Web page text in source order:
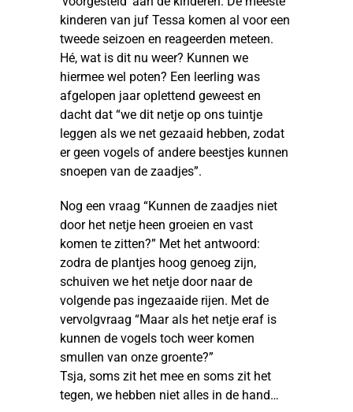
kinderen van juf Tessa komen al voor een
tweede seizoen en reageerden meteen.
Hé, wat is dit nu weer? Kunnen we
hiermee wel poten? Een leerling was
afgelopen jaar oplettend geweest en
dacht dat “we dit netje op ons tuintje
leggen als we net gezaaid hebben, zodat
er geen vogels of andere beestjes kunnen
snoepen van de zaadjes”.
Nog een vraag “Kunnen de zaadjes niet
door het netje heen groeien en vast
komen te zitten?” Met het antwoord:
zodra de plantjes hoog genoeg zijn,
schuiven we het netje door naar de
volgende pas ingezaaide rijen. Met de
vervolgvraag “Maar als het netje eraf is
kunnen de vogels toch weer komen
smullen van onze groente?”
Tsja, soms zit het mee en soms zit het
tegen, we hebben niet alles in de hand…